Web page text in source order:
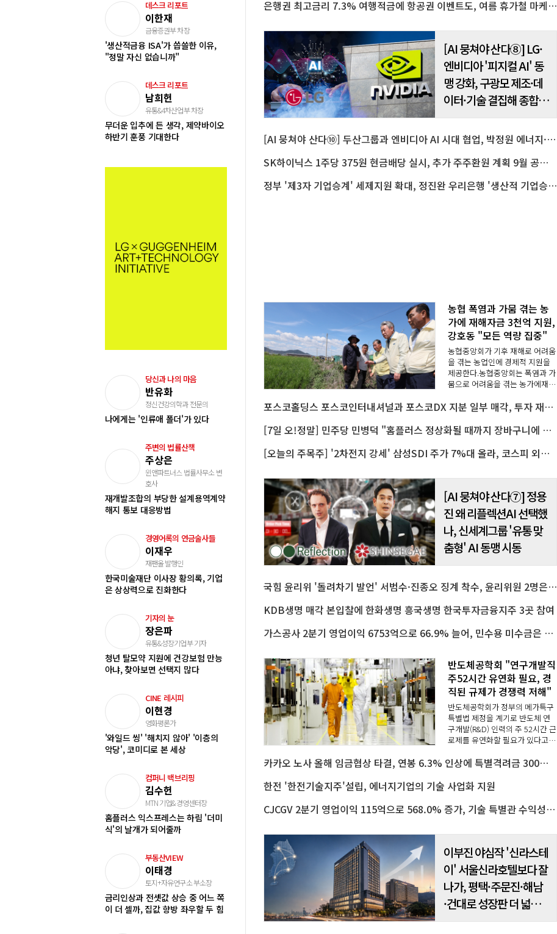
데스크 리포트
이한재
금융증권부 차장
'생산적금융 ISA'가 씁쓸한 이유,
"정말 자신 없습니까"
데스크 리포트
남희헌
유통&4차산업부 차장
무더운 입추에 든 생각, 제약바이오
하반기 훈풍 기대한다
당신과 나의 마음
반유화
정신건강의학과 전문의
나에게는 '인류애 폴더'가 있다
주변의 법률산책
주상은
윈앤파트너스 법률사무소 변
호사
재개발조합의 부당한 설계용역계약
해지 통보 대응방법
경영어록의 연금술사들
이재우
재팬올 발행인
한국미술재단 이사장 황의록, 기업
은 상상력으로 진화한다
기자의 눈
장은파
유통&성장기업부 기자
청년 탈모약 지원에 건강보험 만능
아냐, 찾아보면 선택지 많다
CINE 레시피
이현경
영화평론가
'와일드 씽' '해치지 않아' '이층의
악당', 코미디로 본 세상
컴퍼니 백브리핑
김수헌
MTN 기업&경영센터장
홈플러스 익스프레스는 하림 '더미
식'의 날개가 되어줄까
부동산VIEW
이태경
토지+자유연구소 부소장
금리인상과 전셋값 상승 중 어느 쪽
이 더 셀까, 집값 향방 좌우할 두 힘
은행권 최고금리 7.3% 여행적금에 항공권 이벤트도, 여름 휴가철 마케팅 경쟁 '활활'
[AI 뭉쳐야 산다⑧] LG·
엔비디아 '피지컬 AI' 동
맹 강화, 구광모 제조·데
이터·기술 결집해 종합
로보틱스 기업으로
[AI 뭉쳐야 산다⑩] 두산그룹과 엔비디아 AI 시대 협업, 박정원 에너지·로보틱스·반도체 소재 아우르다
SK하이닉스 1주당 375원 현금배당 실시, 추가 주주환원 계획 9월 공개 예정
정부 '제3자 기업승계' 세제지원 확대, 정진완 우리은행 '생산적 기업승계' 지원 체계 힘 받는다
농협 폭염과 가뭄 겪는 농
가에 재해자금 3천억 지원,
강호동 "모든 역량 집중"
농협중앙회가 기후 재해로 어려움
을 겪는 농업인에 경제적 지원을
제공한다.농협중앙회는 폭염과 가
뭄으로 어려움을 겪는 농가에재해
범농협 차원의 종합 지원대책을
추진한다고 7일 밝혔다.강호동 농
협중앙회장은 이날..
포스코홀딩스 포스코인터내셔널과 포스코DX 지분 일부 매각, 투자 재원 2조5천억 확보
[7일 오!정말] 민주당 민병덕 "홈플러스 정상화될 때까지 장바구니에 홈플러스 담아달라"
[오늘의 주목주] '2차전지 강세' 삼성SDI 주가 7%대 올라, 코스피 외국인 매도세에 6250선 약보합 마감
[AI 뭉쳐야 산다⑦] 정용
진 왜 리플렉션AI 선택했
나, 신세계그룹 '유통 맞
춤형' AI 동맹 시동
국힘 윤리위 '돌려차기 발언' 서범수·진종오 징계 착수, 윤리위원 2명은 사퇴
KDB생명 매각 본입찰에 한화생명 흥국생명 한국투자금융지주 3곳 참여
가스공사 2분기 영업이익 6753억으로 66.9% 늘어, 민수용 미수금은 13.5조
반도체공학회 "연구개발직
주52시간 유연화 필요, 경
직된 규제가 경쟁력 저해"
반도체공학회가 정부의 메가특구
특별법 제정을 계기로 반도체 연
구개발(R&D) 인력의 주 52시간 근
로제를 유연화할 필요가 있다고
간 규제가 국가 핵심 산업인 반도
돌이 되고 있다는 ..
카카오 노사 올해 임금협상 타결, 연봉 6.3% 인상에 특별격려금 300만 원
한전 '한전기술지주'설립, 에너지기업의 기술 사업화 지원
CJCGV 2분기 영업이익 115억으로 568.0% 증가, 기술 특별관 수익성 개선
이부진 야심작 '신라스테
이' 서울신라호텔보다 잘
나가, 평택·주문진·해남
·건대로 성장판 더 넓힌
다